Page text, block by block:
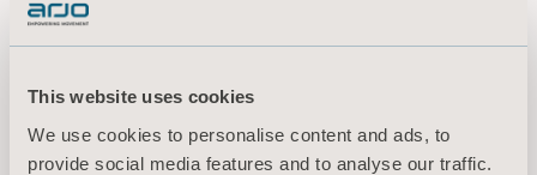
This website uses cookies
We use cookies to personalise content and ads, to
provide social media features and to analyse our traffic.